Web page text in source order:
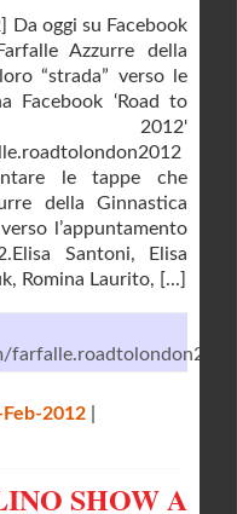
Da oggi su Facebook
Azzurre della
“strada” verso le
Facebook ‘Road to
2012'
le tappe che
della Ginnastica
l’appuntamento
Santoni, Elisa
Romina Laurito, [...]
2012
SHOW A